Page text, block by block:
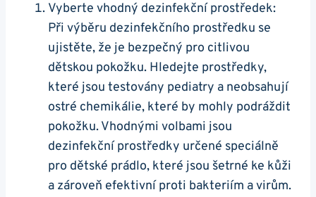
Vyberte vhodný dezinfekční prostředek:
Při výběru dezinfekčního prostředku se
ujistěte, že je bezpečný pro citlivou
dětskou pokožku. Hledejte prostředky,
které jsou testovány pediatry a neobsahují
ostré chemikálie, které by mohly podráždit
pokožku. Vhodnými volbami jsou
dezinfekční prostředky určené speciálně
pro dětské prádlo, které jsou šetrné ke kůži
a zároveň efektivní proti bakteriím a virům.